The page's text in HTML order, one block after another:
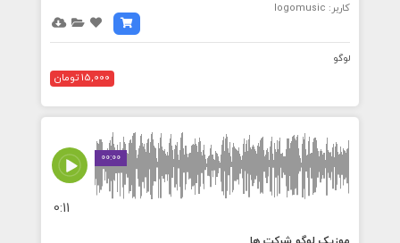
کاربر: logomusic
لوگو
15,000 تومان
00:00
0:11